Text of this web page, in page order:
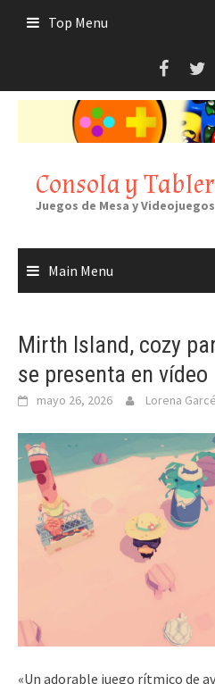
Top Menu
Consola y
Juegos de Mesa y Videojuegos
Main Menu
Mirth Island, cozy
se presenta en vídeo
mayo 26, 2026 Lorena
«Un adorable juego rítmico de